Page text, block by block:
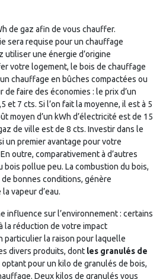
de gaz afin de vous chauffer.
sera requise pour un chauffage
utiliser une énergie d’origine
votre logement, le bois de chauffage
chauffage en bûches compactées ou
faire des économies : le prix d’un
et 7 cts. Si l’on fait la moyenne, il est à 5
moyen d’un kWh d’électricité est de 15
de ville est de 8 cts. Investir dans le
un premier avantage pour votre
outre, comparativement à d’autres
bois pollue peu. La combustion du bois,
de bonnes conditions, génère
vapeur d’eau.
influence sur l’environnement : certains
la réduction de votre impact
particulier la raison pour laquelle
divers produits, dont les granulés de
optant pour un kilo de granulés de bois,
Deux kilos de granulés vous